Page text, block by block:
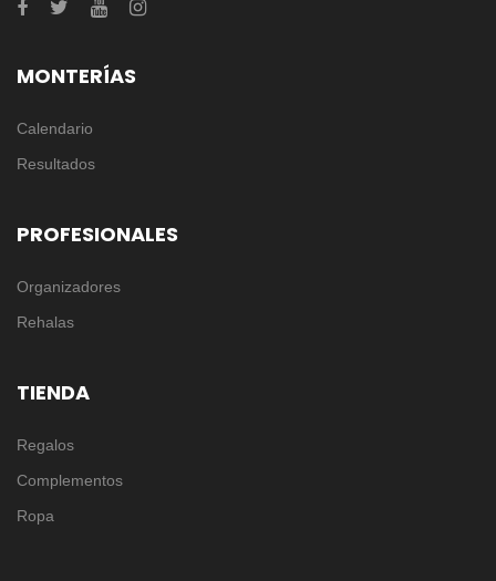
MONTERÍAS
Calendario
Resultados
PROFESIONALES
Organizadores
Rehalas
TIENDA
Regalos
Complementos
Ropa